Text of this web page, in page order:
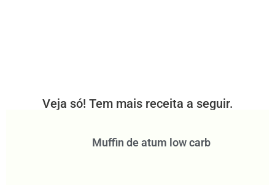
Veja só! Tem mais receita a seguir.
Muffin de atum low carb